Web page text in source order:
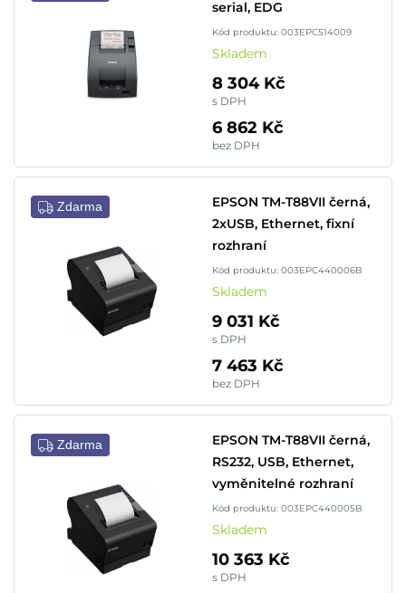
serial, EDG
Kód produktu: 003EPC514009
Skladem
8 304 Kč
s DPH
6 862 Kč
bez DPH
Zdarma
EPSON TM-T88VII černá,
2xUSB, Ethernet, fixní
rozhraní
Kód produktu: 003EPC440006B
Skladem
9 031 Kč
s DPH
7 463 Kč
bez DPH
Zdarma
EPSON TM-T88VII černá,
RS232, USB, Ethernet,
vyměnitelné rozhraní
Kód produktu: 003EPC440005B
Skladem
10 363 Kč
s DPH